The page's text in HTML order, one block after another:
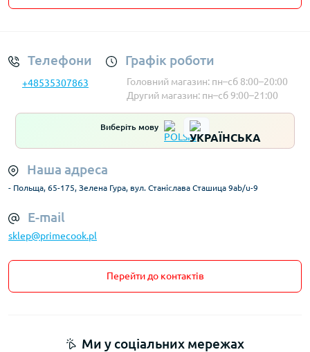
Телефони
+48535307863
Графік роботи
Головний магазин: пн–сб 8:00–20:00
Другий магазин: пн–сб 9:00–21:00
Виберіть мову
Наша адреса
- Польща, 65-175, Зелена Гура, вул. Станіслава Сташица 9ab/u-9
E-mail
sklep@primecook.pl
Перейти до контактів
Ми у соціальних мережах